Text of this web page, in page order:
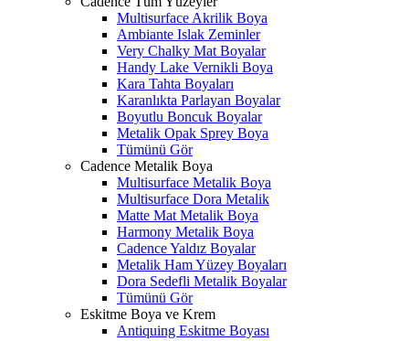
Multisurface Akrilik Boya
Ambiante Islak Zeminler
Very Chalky Mat Boyalar
Handy Lake Vernikli Boya
Kara Tahta Boyaları
Karanlıkta Parlayan Boyalar
Boyutlu Boncuk Boyalar
Metalik Opak Sprey Boya
Tümünü Gör
Cadence Metalik Boya
Multisurface Metalik Boya
Multisurface Dora Metalik
Matte Mat Metalik Boya
Harmony Metalik Boya
Cadence Yaldız Boyalar
Metalik Ham Yüzey Boyaları
Dora Sedefli Metalik Boyalar
Tümünü Gör
Eskitme Boya ve Krem
Antiquing Eskitme Boyası